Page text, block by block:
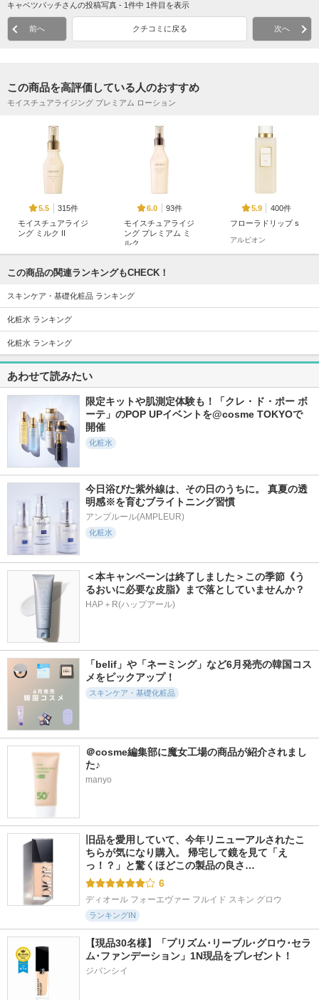
キャベツパッチさんの投稿写真 - 1件中 1件目を表示
前へ クチコミに戻る 次へ
この商品を高評価している人のおすすめ
モイスチュアライジング プレミアム ローション
5.5
315件
モイスチュアライジ
ング ミルク II
6.0
93件
モイスチュアライジ
ング プレミアム ミ
ルク
5.9
400件
フローラドリップ s
アルビオン
4.9
49件
モイスチュアライジ
ング エッセンス
フォース エナジス
アルビオン 薬用ス
アルビオン
5.9
128件
モイスチュアライジ
ング エフフォーリ
ア ミルク
6.0
115件
ホワイトニング エ
5.5
95件
イグニス テンダー
ピュア クリーム
ザー
KANEBO
イトニング イノベ
カネボウ クリーム
イン デイII
KANEBO
シュウ ウエムラ
アルビオン
この商品の関連ランキングもCHECK！
スキンケア・基礎化粧品 ランキング
化粧水 ランキング
化粧水 ランキング
あわせて読みたい
限定キットや肌測定体験も！「クレ・ド・ポー ボ
ーテ」のPOP UPイベントを@cosme TOKYOで
開催
化粧水
今日浴びた紫外線は、その日のうちに。 真夏の透
明感※を育むブライトニング習慣
アンプルール(AMPLEUR)
化粧水
＜本キャンペーンは終了しました＞この季節《う
るおいに必要な皮脂》まで落としていませんか？
HAP＋R(ハップアール)
「belif」や「ネーミング」など6月発売の韓国コス
メをピックアップ！
スキンケア・基礎化粧品
＠cosme編集部に魔女工場の商品が紹介されまし
た♪
manyo
旧品を愛用していて、今年リニューアルされたこ
ちらが気になり購入。 帰宅して鏡を見て「え
っ！？」と驚くほどこの製品の良さ…
6
ディオール フォーエヴァー フルイド スキン グロウ
ランキングIN
【現品30名様】「プリズム･リーブル･グロウ･セラ
ジバンシイ